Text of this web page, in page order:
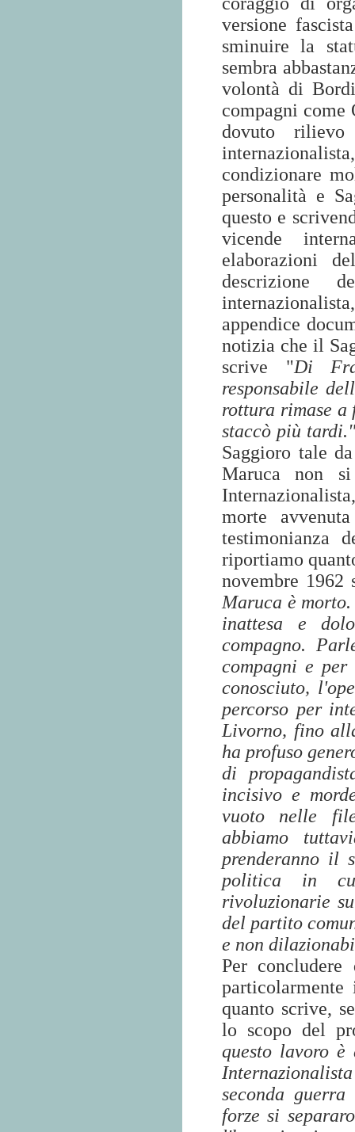
versione
sminuire la
sembra
volontà di
compagni come
dovuto
condizionare
personalità e
questo e
vicende
elaborazioni
descrizione
appendice
notizia che il
scrive "Di
responsabile
rottura rimase a
staccò più
Saggioro tale
Maruca non
morte
testimonianza
riportiamo
novembre
Maruca è
inattesa e
compagno.
compagni e
conosciuto,
percorso per
Livorno, fino
ha profuso
di
incisivo e
vuoto nelle
abbiamo
prenderanno il
politica in
rivoluzionarie
del partito
e non
Per concludere
quanto scrive,
lo scopo del
questo lavoro
seconda
forze si